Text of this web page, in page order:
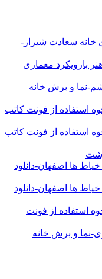
خانه سعادت شیراز-
بارویکرد معماری
نما و برش خانه
استفاده از فونت کاتب
استفاده از فونت کاتب
رشت
ها اصفهان-دانلود
ها اصفهان-دانلود
استفاده از فونت
نما و برش خانه